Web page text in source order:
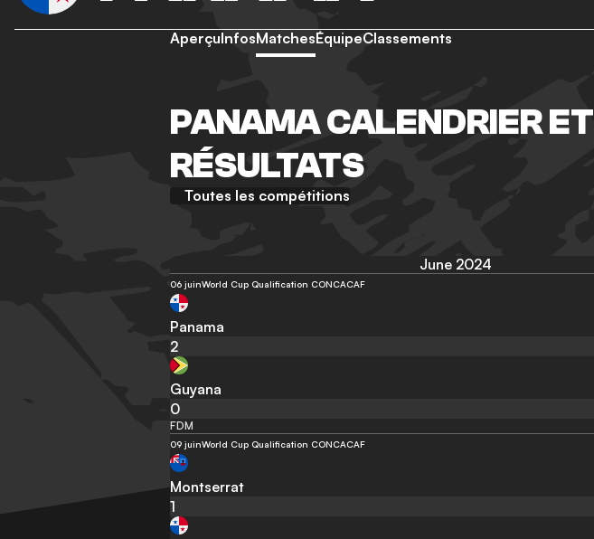
AperçuInfosMatchesÉquipeClassements
PANAMA CALENDRIER ET
RÉSULTATS
Toutes les compétitions
June 2024
06 juinWorld Cup Qualification CONCACAF
Panama
2
Guyana
0
FDM
09 juinWorld Cup Qualification CONCACAF
Montserrat
1